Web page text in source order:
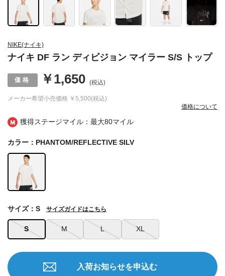
獲得ステージマイル：最大80マイル
NIKE(ナイキ)
ナイキ DF ラン ディビジョン マイラー S/S トップ
メーカー希望小売価格 ￥5,500(税込)
￥1,650 (税込)
価格について
カラー：PHANTOM/REFLECTIVE SILV
S M L XL
サイズ：S サイズガイドはこちら
入荷お知らせを申込む